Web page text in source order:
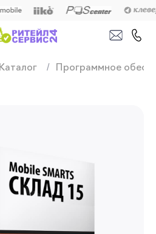
Продажа,
Каталог Программное